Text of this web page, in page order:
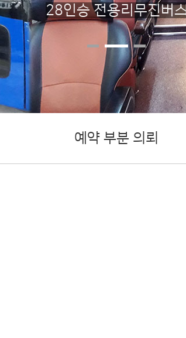
28인승 전용리무진버
예약 부분 의뢰